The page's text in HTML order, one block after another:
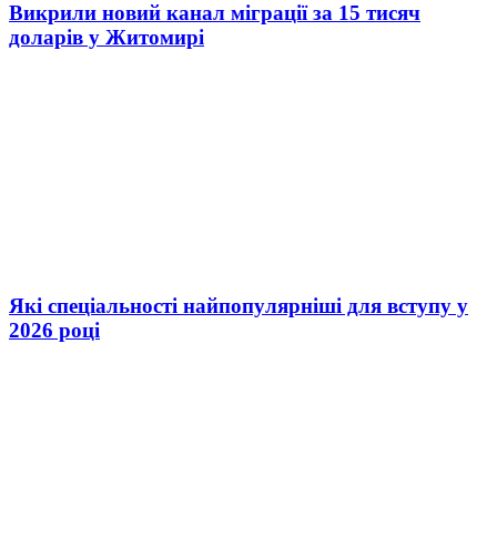
Викрили новий канал міграції за 15 тисяч
доларів у Житомирі
Які спеціальності найпопулярніші для вступу у
2026 році